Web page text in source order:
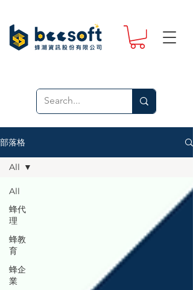
部落格
All
蜂代
理
蜂教
育
蜂企
業
All